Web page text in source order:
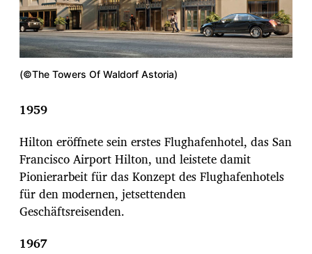
(©The Towers Of Waldorf Astoria)
1959
Hilton eröffnete sein erstes Flughafenhotel, das San
Francisco Airport Hilton, und leistete damit
Pionierarbeit für das Konzept des Flughafenhotels
für den modernen, jetsettenden
Geschäftsreisenden.
1967